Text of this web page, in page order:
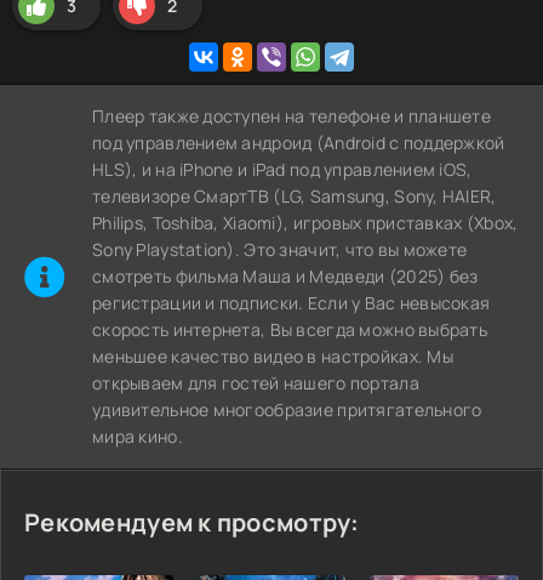
3 2
Плеер также доступен на телефоне и планшете
под управлением андроид (Android с поддержкой
HLS), и на iPhone и iPad под управлением iOS,
телевизоре СмартТВ (LG, Samsung, Sony, HAIER,
Philips, Toshiba, Xiaomi), игровых приставках (Xbox,
Sony Playstation). Это значит, что вы можете
cмотреть фильма Маша и Медведи (2025) без
регистрации и подписки. Если у Вас невысокая
скорость интернета, Вы всегда можно выбрать
меньшее качество видео в настройках. Мы
открываем для гостей нашего портала
удивительное многообразие притягательного
мира кино.
Рекомендуем к просмотру: